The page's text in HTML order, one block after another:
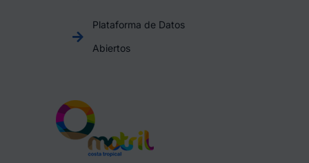
Plataforma de Datos
Abiertos